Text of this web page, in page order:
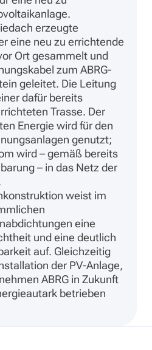
erzeugte
eine neu zu errichtende
Ort gesammelt und
zum ABRG-
geleitet. Die Leitung
dafür bereits
Trasse. Der
Energie wird für den
genutzt;
wird – gemäß bereits
– in das Netz der
weist im
eine
und eine deutlich
auf. Gleichzeitig
der PV-Anlage,
ABRG in Zukunft
betrieben